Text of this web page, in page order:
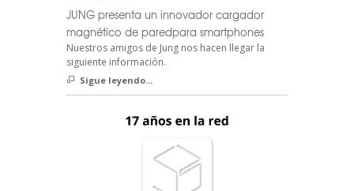
JUNG presenta un innovador cargador
magnético de paredpara smartphones
Nuestros amigos de Jung nos hacen llegar la
siguiente información.
Sigue leyendo...